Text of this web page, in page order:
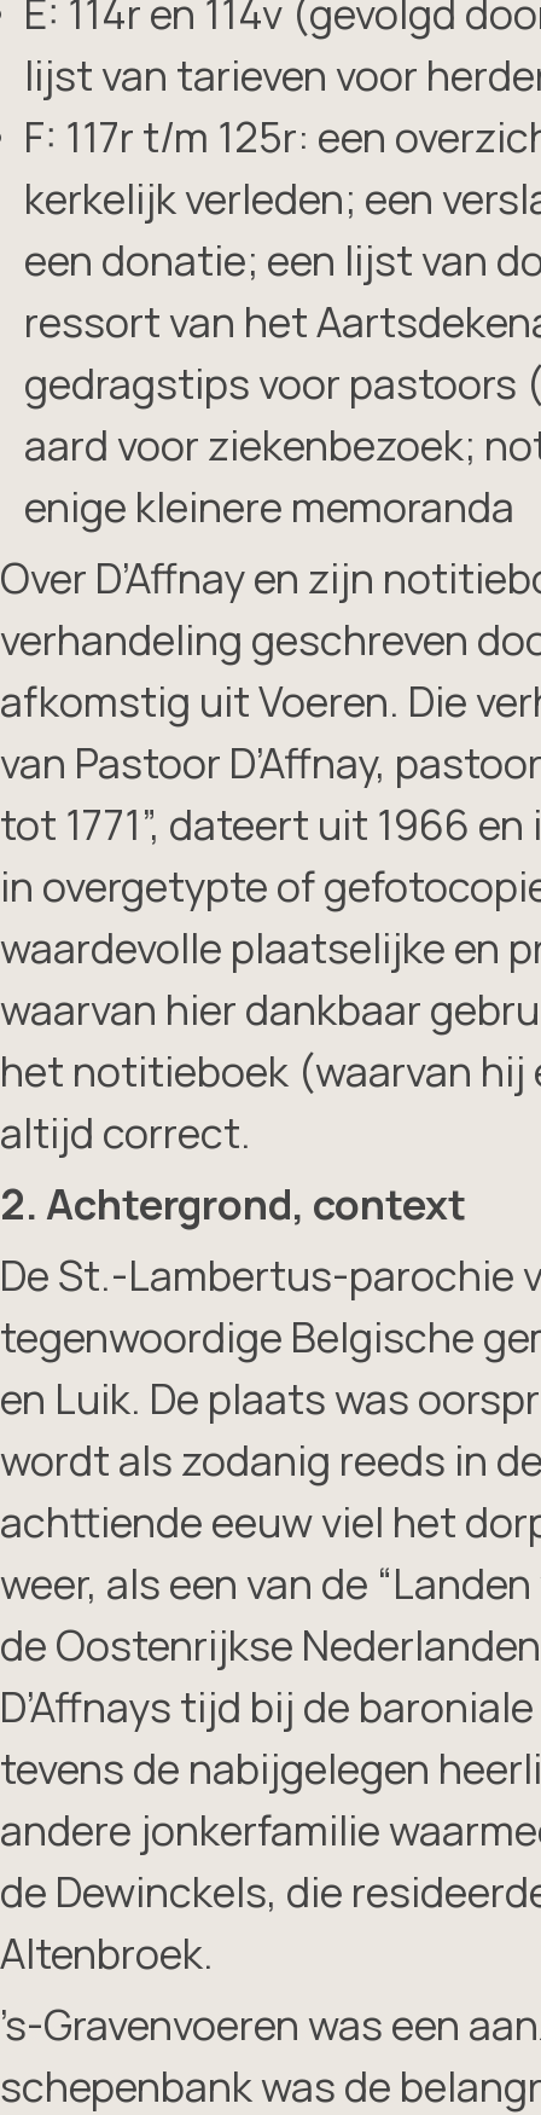
E: 114r en 114v (gevolgd
lijst van tarieven voor
F: 117r t/m 125r: een
kerkelijk verleden; een
een donatie; een lijst van
ressort van het
gedragstips voor pastoors
aard voor ziekenbezoek;
enige kleinere memoranda
Over D’Affnay en zijn
verhandeling geschreven
afkomstig uit Voeren. Die
van Pastoor D’Affnay,
tot 1771”, dateert uit 1966
in overgetypte of
waardevolle plaatselijke en
waarvan hier dankbaar
het notitieboek (waarvan
altijd correct.
2. Achtergrond, context
De St.-Lambertus-parochie
tegenwoordige Belgische
en Luik. De plaats was
wordt als zodanig reeds in
achttiende eeuw viel het
weer, als een van de
de Oostenrijkse
D’Affnays tijd bij de
tevens de nabijgelegen
andere jonkerfamilie
de Dewinckels, die
Altenbroek.
’s-Gravenvoeren was een
schepenbank was de